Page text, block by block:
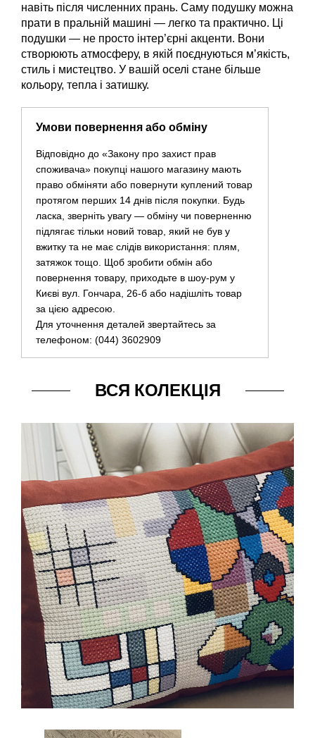
навіть після численних прань. Саму подушку можна
прати в пральній машині — легко та практично. Ці
подушки — не просто інтер’єрні акценти. Вони
створюють атмосферу, в якій поєднуються м’якість,
стиль і мистецтво. У вашій оселі стане більше
кольору, тепла і затишку.
Умови повернення або обміну
Відповідно до «Закону про захист прав
споживача» покупці нашого магазину мають
право обміняти або повернути куплений товар
протягом перших 14 днів після покупки. Будь
ласка, зверніть увагу — обміну чи поверненню
підлягає тільки новий товар, який не був у
вжитку та не має слідів використання: плям,
затяжок тощо. Щоб зробити обмін або
повернення товару, приходьте в шоу-рум у
Києві вул. Гончара, 26-б або надішліть товар
за цією адресою.
Для уточнення деталей звертайтесь за
телефоном: (044) 3602909
ВСЯ КОЛЕКЦІЯ